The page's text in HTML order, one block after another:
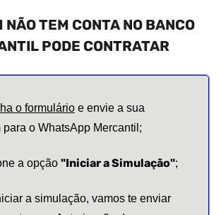
NÃO TEM CONTA NO BANCO
PODE CONTRATAR
o formulárioe envie a sua
para o WhatsApp Mercantil;
a opção "Iniciar a Simulação";
a simulação, vamos te enviar